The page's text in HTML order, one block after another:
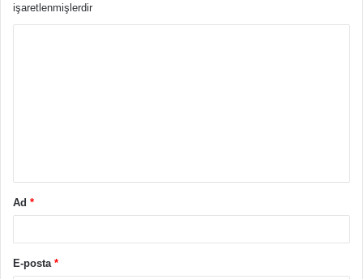
işaretlenmişlerdir
Ad *
E-posta *